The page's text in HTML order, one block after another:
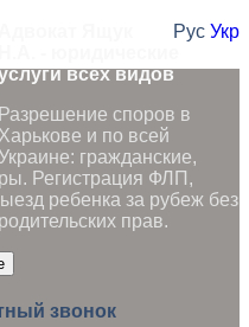
Рус Укр
всех видов
Разрешение споров в
Харькове и по всей
Украине: гражданские,
Регистрация ФЛП,
ребенка за рубеж без
прав.
звонок